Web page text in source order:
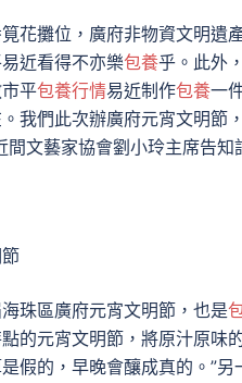
花攤位，廣府非物資文明遺
近看得不亦樂包養乎。此外
平包養行情易近制作包養一
我們此次辦廣府元宵文明節
間文藝家協會劉小玲主席告知
珠區廣府元宵文明節，也是
的元宵文明節，將原汁原味
是假的，早晚會釀成真的。”